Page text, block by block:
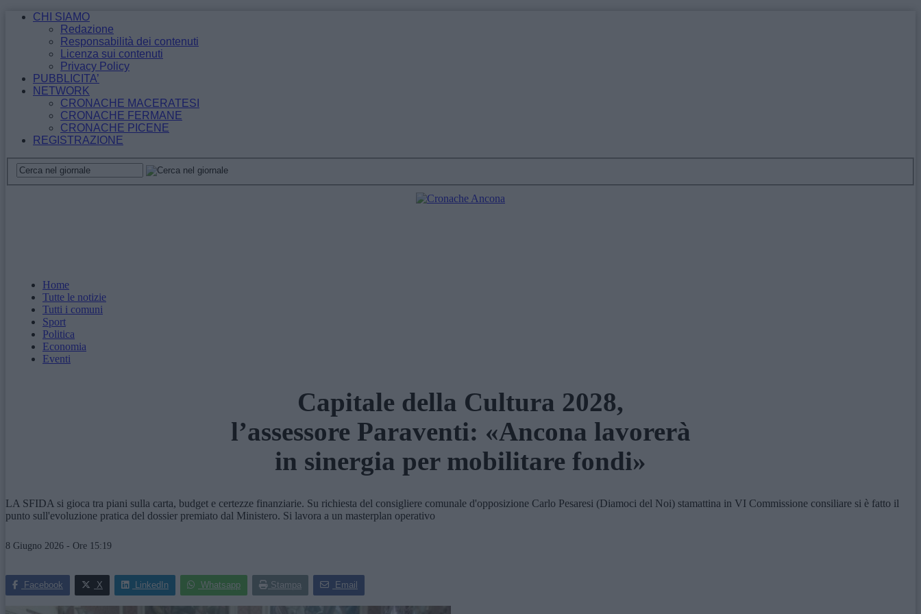
CHI SIAMO
Redazione
Responsabilità dei contenuti
Licenza sui contenuti
Privacy Policy
PUBBLICITA’
NETWORK
CRONACHE MACERATESI
CRONACHE FERMANE
CRONACHE PICENE
REGISTRAZIONE
Home
Tutte le notizie
Tutti i comuni
Sport
Politica
Economia
Eventi
Capitale della Cultura 2028,
l’assessore Paraventi: «Ancona lavorerà
in sinergia per mobilitare fondi»
LA SFIDA si gioca tra piani sulla carta, budget e certezze finanziarie. Su richiesta del consigliere comunale d'opposizione Carlo Pesaresi (Diamoci del Noi) stamattina in VI Commissione consiliare si è fatto il
punto sull'evoluzione pratica del dossier premiato dal Ministero. Si lavora a un masterplan operativo
8 Giugno 2026 - Ore 15:19
Facebook X LinkedIn Whatsapp Stampa Email